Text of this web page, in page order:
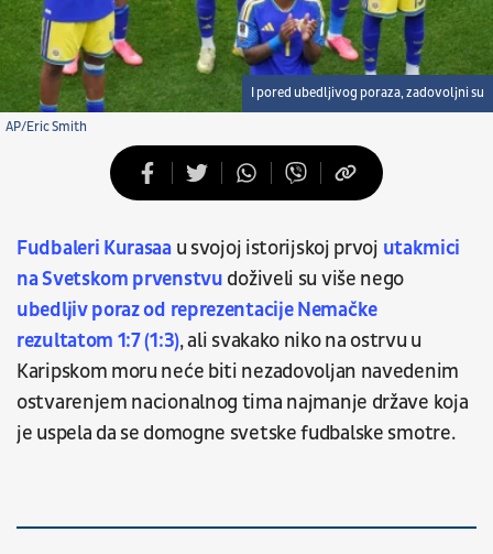
AP/Eric Smith
I pored ubedljivog poraza, zadovoljni su
Fudbaleri Kurasaau svojoj istorijskoj prvoj utakmici
na Svetskom prvenstvu doživeli su više nego
ubedljiv poraz od reprezentacije Nemačke
rezultatom 1:7 (1:3), ali svakako niko na ostrvu u
Karipskom moru neće biti nezadovoljan navedenim
ostvarenjem nacionalnog tima najmanje države koja
je uspela da se domogne svetske fudbalske smotre.